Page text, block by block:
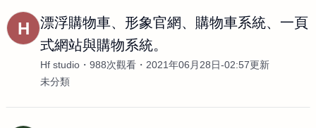
H
漂浮購物車、形象官網、購物車系統、一頁
式網站與購物系統。
Hf studio 988次觀看
2021年06月28日-02:57更新
未分類